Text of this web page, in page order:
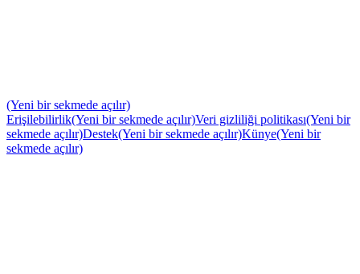
(Yeni bir sekmede açılır)
Erişilebilirlik(Yeni bir sekmede açılır)Veri gizliliği politikası(Yeni bir
sekmede açılır)Destek(Yeni bir sekmede açılır)Künye(Yeni bir
sekmede açılır)